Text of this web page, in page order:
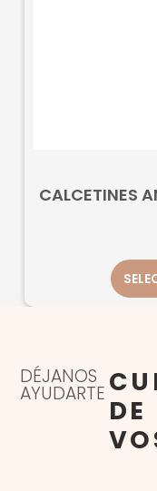
CALCETINES
DÉJANOS
AYUDARTE
DE